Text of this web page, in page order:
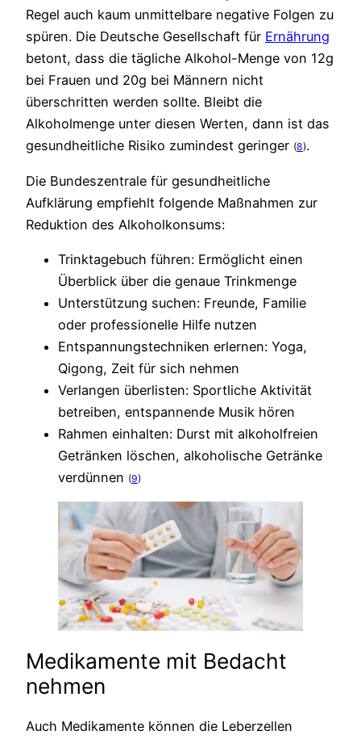
Regel auch kaum unmittelbare negative Folgen zu
spüren. Die Deutsche Gesellschaft für Ernährung
betont, dass die tägliche Alkohol-Menge von 12g
bei Frauen und 20g bei Männern nicht
überschritten werden sollte. Bleibt die
Alkoholmenge unter diesen Werten, dann ist das
gesundheitliche Risiko zumindest geringer (8).
Die Bundeszentrale für gesundheitliche
Aufklärung empfiehlt folgende Maßnahmen zur
Reduktion des Alkoholkonsums:
Trinktagebuch führen: Ermöglicht einen
Überblick über die genaue Trinkmenge
Unterstützung suchen: Freunde, Familie
oder professionelle Hilfe nutzen
Entspannungstechniken erlernen: Yoga,
Qigong, Zeit für sich nehmen
Verlangen überlisten: Sportliche Aktivität
betreiben, entspannende Musik hören
Rahmen einhalten: Durst mit alkoholfreien
Getränken löschen, alkoholische Getränke
verdünnen (9)
Medikamente mit Bedacht
nehmen
Auch Medikamente können die Leberzellen